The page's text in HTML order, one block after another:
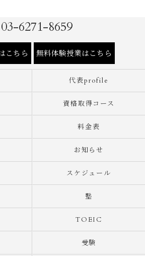
03-6271-8659
こちら 無料体験授業はこちら
代表profile
資格取得コース
料金表
お知らせ
スケジュール
塾
TOEIC
受験